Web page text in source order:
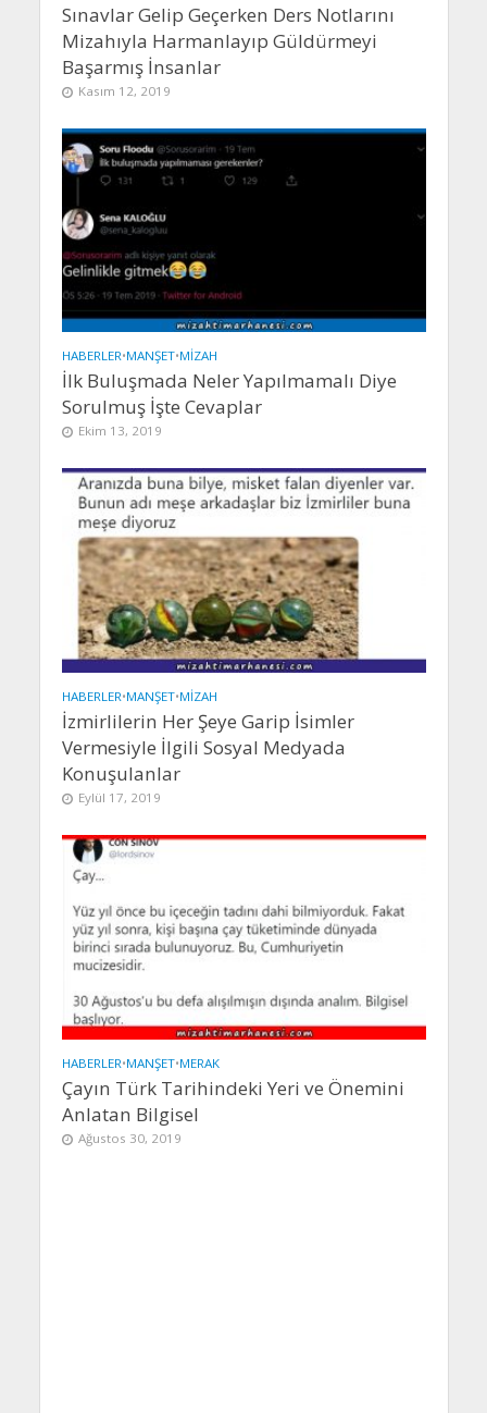
Sınavlar Gelip Geçerken Ders Notlarını
Mizahıyla Harmanlayıp Güldürmeyi
Başarmış İnsanlar
Kasım 12, 2019
HABERLER•MANŞET•MIZAH
İlk Buluşmada Neler Yapılmamalı Diye
Sorulmuş İşte Cevaplar
Ekim 13, 2019
HABERLER•MANŞET•MIZAH
İzmirlilerin Her Şeye Garip İsimler
Vermesiyle İlgili Sosyal Medyada
Konuşulanlar
Eylül 17, 2019
HABERLER•MANŞET•MERAK
Çayın Türk Tarihindeki Yeri ve Önemini
Anlatan Bilgisel
Ağustos 30, 2019